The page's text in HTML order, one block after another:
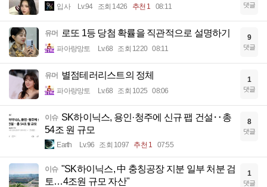
입사 Lv.94 조회 1426 추천 1 08:11 댓글
유머 로또 1등 당첨 확률을 직관적으로 설명하기
파아랑망토 Lv.68 조회 1220 08:11
9
댓글
유머 별점테러리스트의 정체
파아랑망토 Lv.68 조회 1025 08:06
1
댓글
이슈 SK하이닉스, 용인·청주에 신규 팹 건설‥총
54조 원 규모
Earth Lv.96 조회 1097 추천 1 07:55
8
댓글
이슈 "SK하이닉스, 中 충칭공장 지분 일부 처분 검
토…4조원 규모 자산"
1
댓글